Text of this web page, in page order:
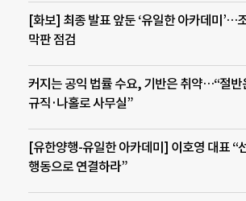
[화보] 최종 발표 앞둔 ‘유일한 아카데미’…
막판 점검
커지는 공익 법률 수요, 기반은 취약…“절반
규직·나홀로 사무실”
[유한양행-유일한 아카데미] 이호영 대표 “
행동으로 연결하라”